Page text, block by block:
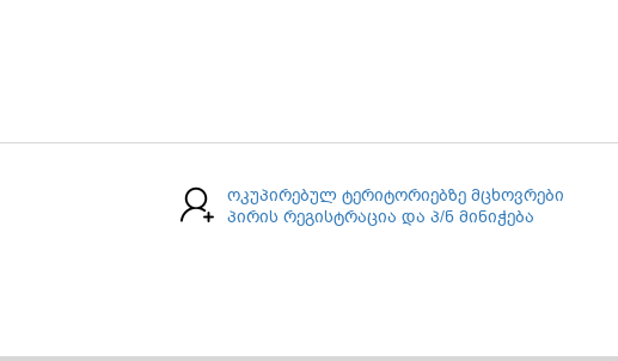
ოკუპირებულ ტერიტორიებზე მცხოვრები
პირის რეგისტრაცია და პ/ნ მინიჭება